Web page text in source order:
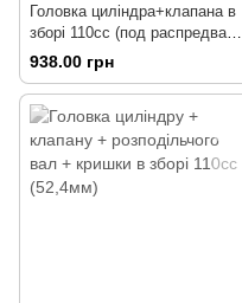
Головка циліндра+клапана в
зборі 110сс (под распредвал с
"зацепом") (52,4мм)
938.00 грн